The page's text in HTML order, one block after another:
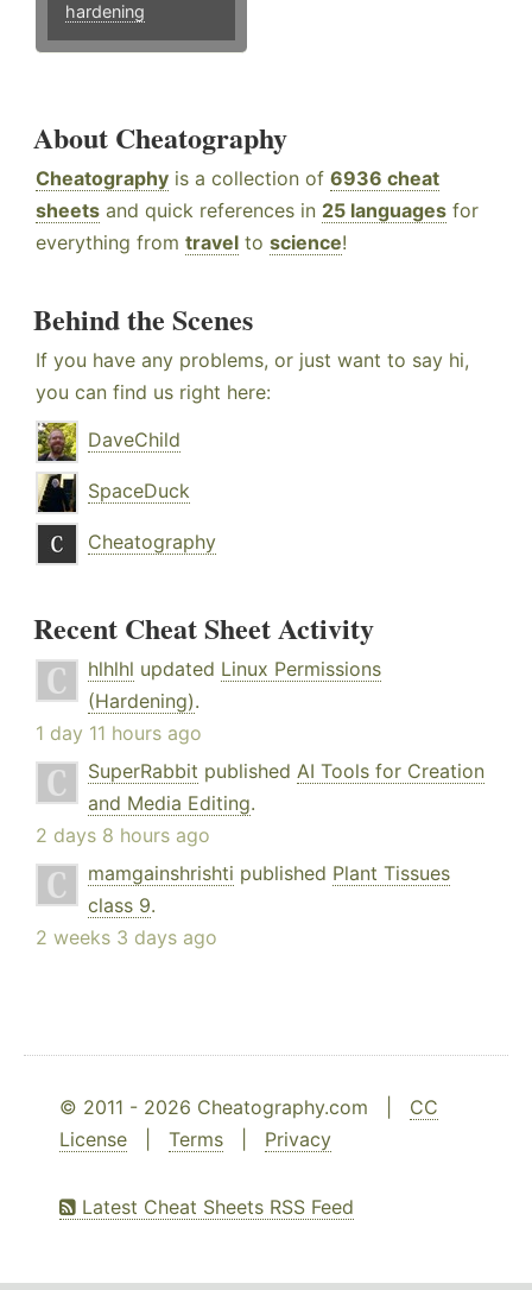
hardening
About Cheatography
Cheatography is a collection of 6936 cheat
sheets and quick references in 25 languages for
everything from travel to science!
Behind the Scenes
If you have any problems, or just want to say hi,
you can find us right here:
DaveChild
SpaceDuck
Cheatography
Recent Cheat Sheet Activity
hlhlhl updated Linux Permissions
(Hardening).
1 day 11 hours ago
SuperRabbit published AI Tools for Creation
and Media Editing.
2 days 8 hours ago
mamgainshrishti published Plant Tissues
class 9.
2 weeks 3 days ago
© 2011 - 2026 Cheatography.com | CC
License
Terms Privacy
Latest Cheat Sheets RSS Feed